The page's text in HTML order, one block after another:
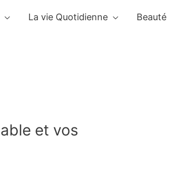
La vie Quotidienne Beauté
et vos